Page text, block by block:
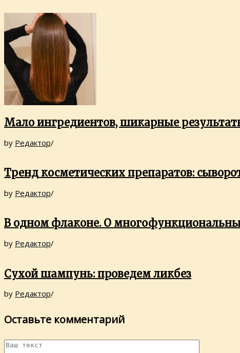
Мало ингредиентов, шикарные
by Редактор/
Тренд косметических препаратов:
by Редактор/
В одном флаконе. О
by Редактор/
Сухой шампунь: проведем ликбез
by Редактор/
Оставьте комментарий